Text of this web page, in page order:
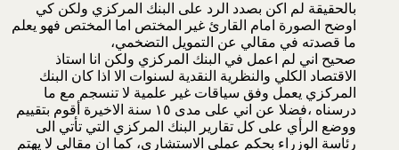
بالحقيقة لم اكن بصدد الرد على البنك المركزي ولكن كي
اوضح الصورة امام القارئ غير المختص اما المختص فهو يعلم
ما قصدته في مقالي عن التمويل التضخمي،
صحيح اني لم اعمل في البنك المركزي ولكن انا استاذ
الاقتصاد الكلي والنظرية النقدية لسنوات الا اذا كان البنك
المركزي يعمل وفق سياقات غير علمية لا تنسجم مع ما
درسناه ،فضلا عن اني على مدى ١٥ سنة الاخيرة أقوم بتقييم
ووضع الرأي على كل تقارير البنك المركزي التي تأتي الى
رئاسة الوزراء بحكم عملي الاستشاري، كما ان مقالي لا يهتم